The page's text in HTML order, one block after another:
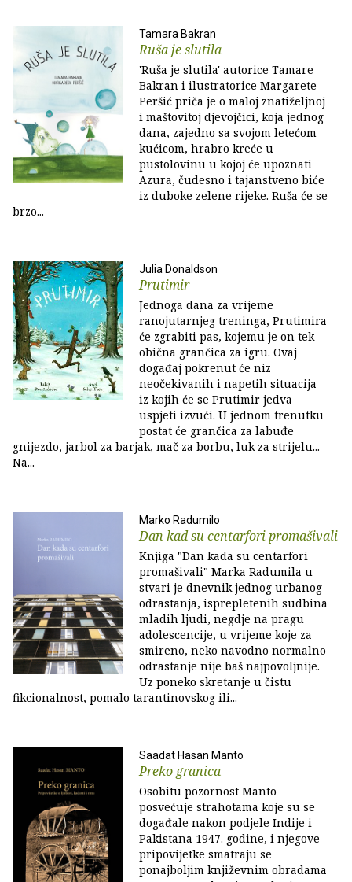
Tamara Bakran
Ruša je slutila
'Ruša je slutila' autorice Tamare
Bakran i ilustratorice Margarete
Peršić priča je o maloj znatiželjnoj
i maštovitoj djevojčici, koja jednog
dana, zajedno sa svojom letećom
kućicom, hrabro kreće u
pustolovinu u kojoj će upoznati
Azura, čudesno i tajanstveno biće
iz duboke zelene rijeke. Ruša će se
brzo...
Julia Donaldson
Prutimir
Jednoga dana za vrijeme
ranojutarnjeg treninga, Prutimira
će zgrabiti pas, kojemu je on tek
obična grančica za igru. Ovaj
događaj pokrenut će niz
neočekivanih i napetih situacija
iz kojih će se Prutimir jedva
uspjeti izvući. U jednom trenutku
postat će grančica za labuđe
gnijezdo, jarbol za barjak, mač za borbu, luk za strijelu...
Na...
Marko Radumilo
Dan kad su centarfori promašivali
Knjiga "Dan kada su centarfori
promašivali" Marka Radumila u
stvari je dnevnik jednog urbanog
odrastanja, isprepletenih sudbina
mladih ljudi, negdje na pragu
adolescencije, u vrijeme koje za
smireno, neko navodno normalno
odrastanje nije baš najpovoljnije.
Uz poneko skretanje u čistu
fikcionalnost, pomalo tarantinovskog ili...
Saadat Hasan Manto
Preko granica
Osobitu pozornost Manto
posvećuje strahotama koje su se
događale nakon podjele Indije i
Pakistana 1947. godine, i njegove
pripovijetke smatraju se
ponajboljim književnim obradama